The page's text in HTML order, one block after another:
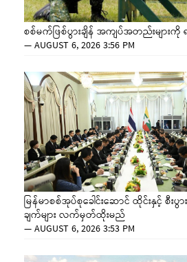
စစ်မက်ဖြစ်ပွားချိန် အကျပ်အတည်းများ
—AUGUST 6, 2026 3:56 PM
မြန်မာစစ်အုပ်စုခေါင်းဆောင် ထိုင်းနှင့် စီ
ချက်များ လက်မှတ်ထိုးမည်
—AUGUST 6, 2026 3:53 PM